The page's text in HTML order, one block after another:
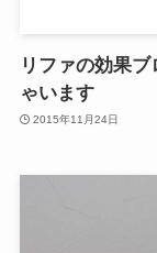
リファの効果
ゃいます
2015年11月24日